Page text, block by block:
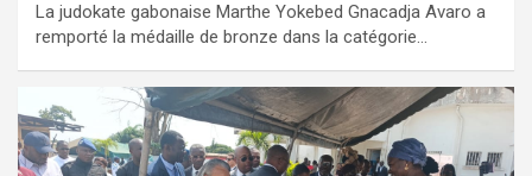
La judokate gabonaise Marthe Yokebed Gnacadja Avaro a
remporté la médaille de bronze dans la catégorie…